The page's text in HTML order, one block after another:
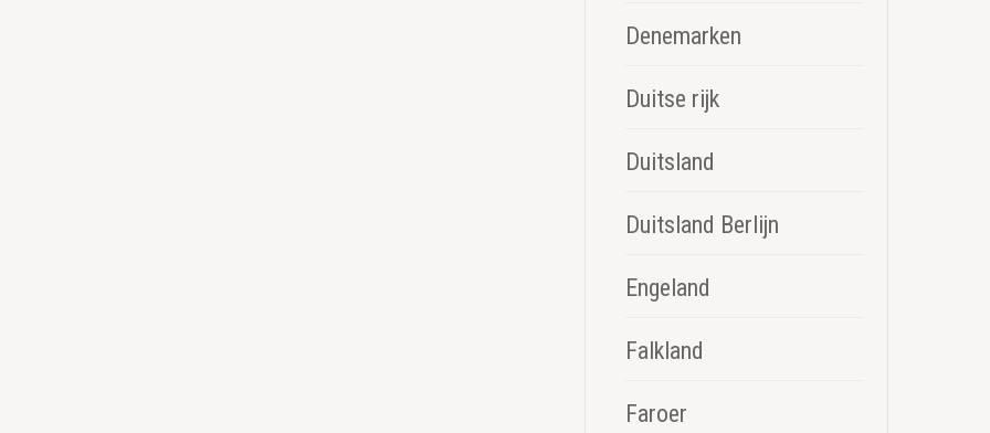
Denemarken
Duitse rijk
Duitsland
Duitsland Berlijn
Engeland
Falkland
Faroer